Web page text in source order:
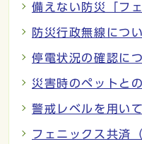
備えない防災「フ
防災行政無線につ
停電状況の確認に
災害時のペットと
警戒レベルを用い
フェニックス共済